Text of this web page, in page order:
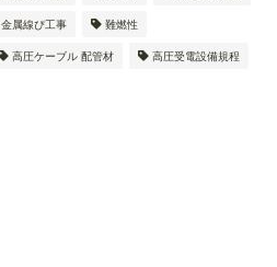
金属線ぴ工事 難燃性
高圧ケーブル 配管材 高圧受電設備規程